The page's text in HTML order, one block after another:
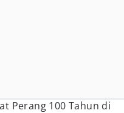
Perang 100 Tahun di